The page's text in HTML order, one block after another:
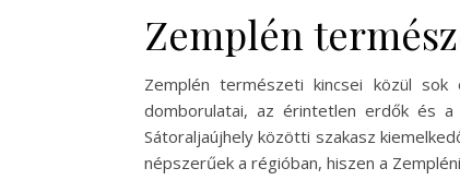
Zemplén
Zemplén természeti kincsei közül
domborulatai, az érintetlen erdők és
Sátoraljaújhely közötti szakasz
népszerűek a régióban, hiszen a